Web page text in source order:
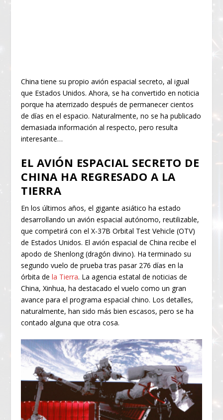
China tiene su propio avión espacial secreto, al igual
que Estados Unidos. Ahora, se ha convertido en noticia
porque ha aterrizado después de permanecer cientos
de días en el espacio. Naturalmente, no se ha publicado
demasiada información al respecto, pero resulta
interesante…
EL AVIÓN ESPACIAL SECRETO DE
CHINA HA REGRESADO A LA
TIERRA
En los últimos años, el gigante asiático ha estado
desarrollando un avión espacial autónomo, reutilizable,
que competirá con el X-37B Orbital Test Vehicle (OTV)
de Estados Unidos. El avión espacial de China recibe el
apodo de Shenlong (dragón divino). Ha terminado su
segundo vuelo de prueba tras pasar 276 días en la
órbita dela Tierra. La agencia estatal de noticias de
China, Xinhua, ha destacado el vuelo como un gran
avance para el programa espacial chino. Los detalles,
naturalmente, han sido más bien escasos, pero se ha
contado alguna que otra cosa.